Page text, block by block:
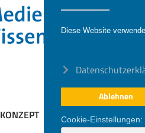
Diese Website
Ablehnen
Cookie-Einstellungen:
KONZEPT ANGEBOT